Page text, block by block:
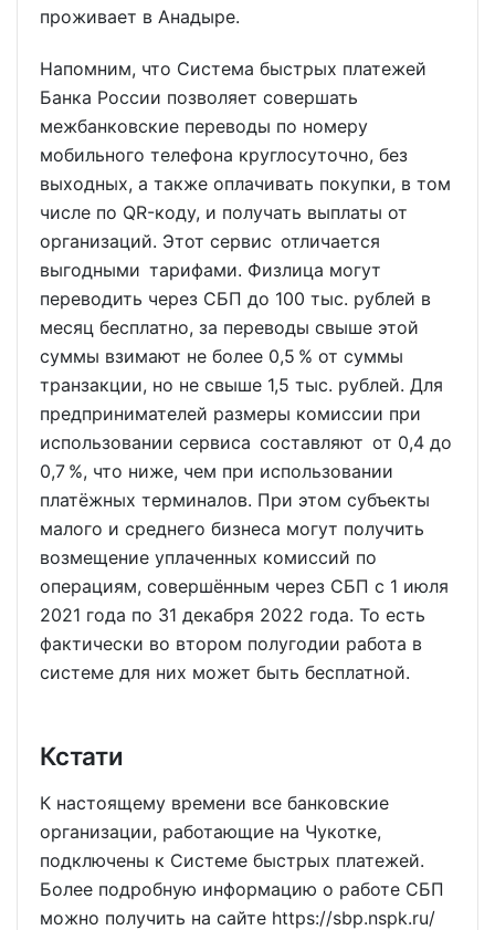
проживает в Анадыре.
Напомним, что Система быстрых платежей
Банка России позволяет совершать
межбанковские переводы по номеру
мобильного телефона круглосуточно, без
выходных, а также оплачивать покупки, в том
числе по QR-коду, и получать выплаты от
организаций. Этот сервис отличается
выгодными тарифами. Физлица могут
переводить через СБП до 100 тыс. рублей в
месяц бесплатно, за переводы свыше этой
суммы взимают не более 0,5 % от суммы
транзакции, но не свыше 1,5 тыс. рублей. Для
предпринимателей размеры комиссии при
использовании сервиса составляют от 0,4 до
0,7 %, что ниже, чем при использовании
платёжных терминалов. При этом субъекты
малого и среднего бизнеса могут получить
возмещение уплаченных комиссий по
операциям, совершённым через СБП с 1 июля
2021 года по 31 декабря 2022 года. То есть
фактически во втором полугодии работа в
системе для них может быть бесплатной.
Кстати
К настоящему времени все банковские
организации, работающие на Чукотке,
подключены к Системе быстрых платежей.
Более подробную информацию о работе СБП
можно получить на сайте https://sbp.nspk.ru/